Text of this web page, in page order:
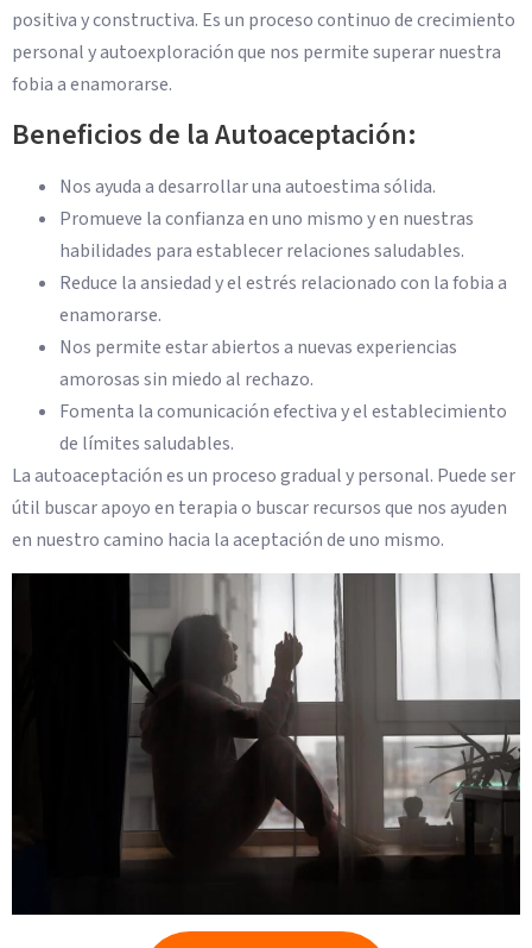
positiva y constructiva. Es un proceso continuo de crecimiento
personal y autoexploración que nos permite superar nuestra
fobia a enamorarse.
Beneficios de la Autoaceptación:
Nos ayuda a desarrollar una autoestima sólida.
Promueve la confianza en uno mismo y en nuestras
habilidades para establecer relaciones saludables.
Reduce la ansiedad y el estrés relacionado con la fobia a
enamorarse.
Nos permite estar abiertos a nuevas experiencias
amorosas sin miedo al rechazo.
Fomenta la comunicación efectiva y el establecimiento
de límites saludables.
La autoaceptación es un proceso gradual y personal. Puede ser
útil buscar apoyo en terapia o buscar recursos que nos ayuden
en nuestro camino hacia la aceptación de uno mismo.